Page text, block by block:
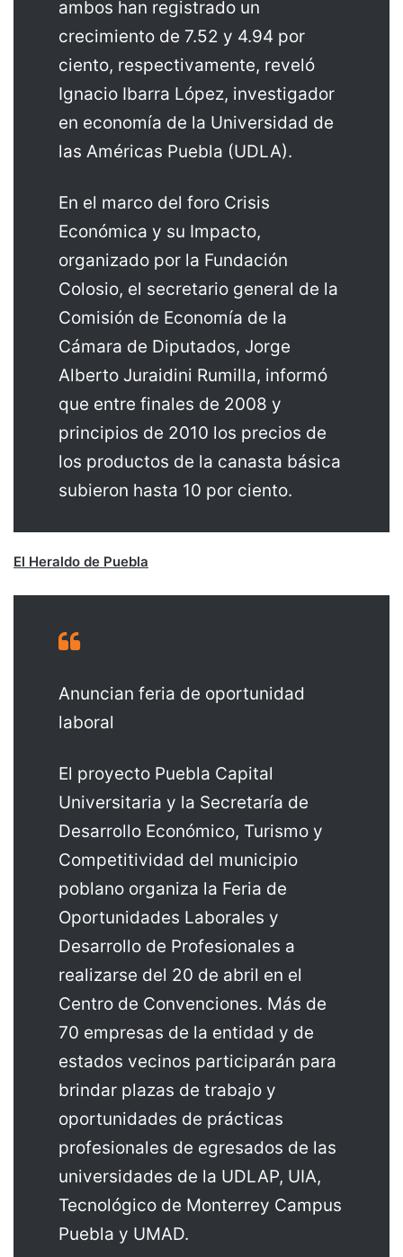
ambos han registrado un
crecimiento de 7.52 y 4.94 por
ciento, respectivamente, reveló
Ignacio Ibarra López, investigador
en economía de la Universidad de
las Américas Puebla (UDLA).
En el marco del foro Crisis
Económica y su Impacto,
organizado por la Fundación
Colosio, el secretario general de la
Comisión de Economía de la
Cámara de Diputados, Jorge
Alberto Juraidini Rumilla, informó
que entre finales de 2008 y
principios de 2010 los precios de
los productos de la canasta básica
subieron hasta 10 por ciento.
El Heraldo de Puebla
Anuncian feria de oportunidad
laboral
El proyecto Puebla Capital
Universitaria y la Secretaría de
Desarrollo Económico, Turismo y
Competitividad del municipio
poblano organiza la Feria de
Oportunidades Laborales y
Desarrollo de Profesionales a
realizarse del 20 de abril en el
Centro de Convenciones. Más de
70 empresas de la entidad y de
estados vecinos participarán para
brindar plazas de trabajo y
oportunidades de prácticas
profesionales de egresados de las
universidades de la UDLAP, UIA,
Tecnológico de Monterrey Campus
Puebla y UMAD.